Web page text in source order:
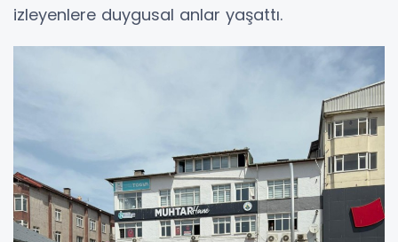
izleyenlere duygusal anlar yaşattı.